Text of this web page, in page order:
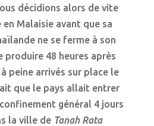
décidions alors de vite
Malaisie avant que sa
ne se ferme à son
produire 48 heures après
peine arrivés sur place le
que le pays allait entrer
général 4 jours
la ville de Tanah Rata